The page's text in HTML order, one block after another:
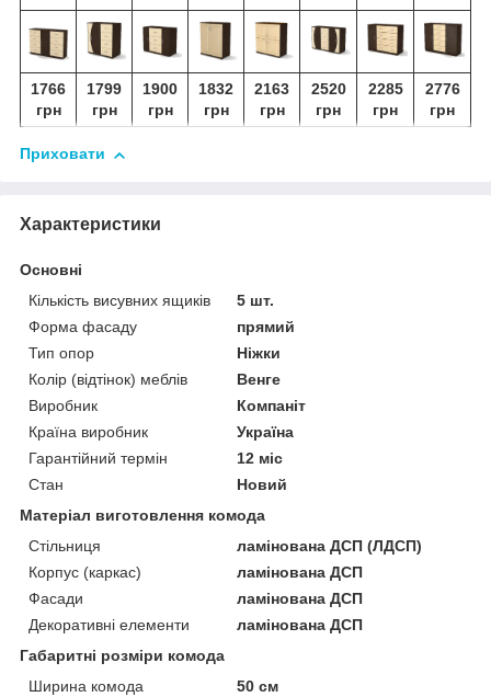
1766
грн
1799
грн
1900
грн
1832
грн
2163
грн
2520
грн
2285
грн
2776
грн
Приховати
Характеристики
Основні
Кількість висувних ящиків
5 шт.
Форма фасаду
прямий
Тип опор
Ніжки
Колір (відтінок) меблів
Венге
Виробник
Компаніт
Країна виробник
Україна
Гарантійний термін
12 міс
Стан
Новий
Матеріал виготовлення комода
Стільниця
ламінована ДСП (ЛДСП)
Корпус (каркас)
ламінована ДСП
Фасади
ламінована ДСП
Декоративні елементи
ламінована ДСП
Габаритні розміри комода
Ширина комода
50 см